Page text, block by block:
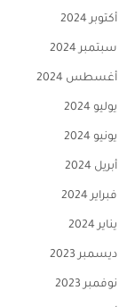
أكتوبر 2024
سبتمبر 2024
أغسطس 2024
يوليو 2024
يونيو 2024
أبريل 2024
فبراير 2024
يناير 2024
ديسمبر 2023
نوفمبر 2023